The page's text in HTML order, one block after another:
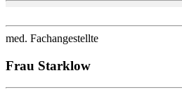
med. Fachangestellte
Frau Starklow